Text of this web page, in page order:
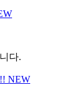
다.
NEW